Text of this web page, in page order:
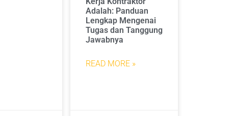
Adalah: Panduan
Lengkap Mengenai
Tugas dan Tanggung
Jawabnya
READ MORE »